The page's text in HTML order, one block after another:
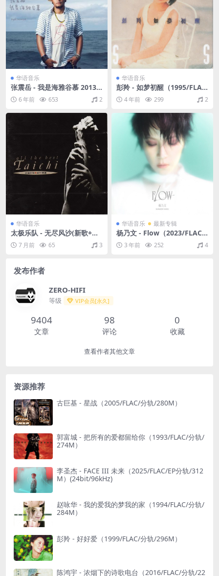
华语音乐
张震岳 - 我是海雅谷慕 2013
（FLAC/分轨/320M）
6 年前 653 2
华语音乐
彭羚 - 如梦初醒（1995/FLA
C/分轨/264M）
4 年前 299 2
华语音乐
太极乐队 - 无尽风沙(新歌+创
作精选)（1990/FLAC/分轨/3
33M）
7 月前 65 3
华语音乐 最新专辑
杨乃文 - Flow（2023/FLAC/
分轨/242M）
3 年前 252 4
发布作者
ZERO-HIFI
等级 VIP会员[永久]
9404
文章
98
评论
0
收藏
查看作者其他文章
资源推荐
古巨基 - 星战（2005/FLAC/分轨/280M）
郭富城 - 把所有的爱都留给你（1993/FLAC/分轨/
274M）
李圣杰 - FACE III 未来（2025/FLAC/EP分轨/312
M）(24bit/96kHz)
赵咏华 - 我的爱我的梦我的家（1994/FLAC/分轨/
284M）
彭羚 - 好好爱（1999/FLAC/分轨/296M）
陈鸿宇 - 浓烟下的诗歌电台（2016/FLAC/分轨/22